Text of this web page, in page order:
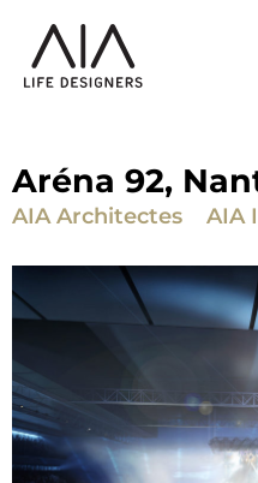
Aréna 92,
AIA Architectes AIA